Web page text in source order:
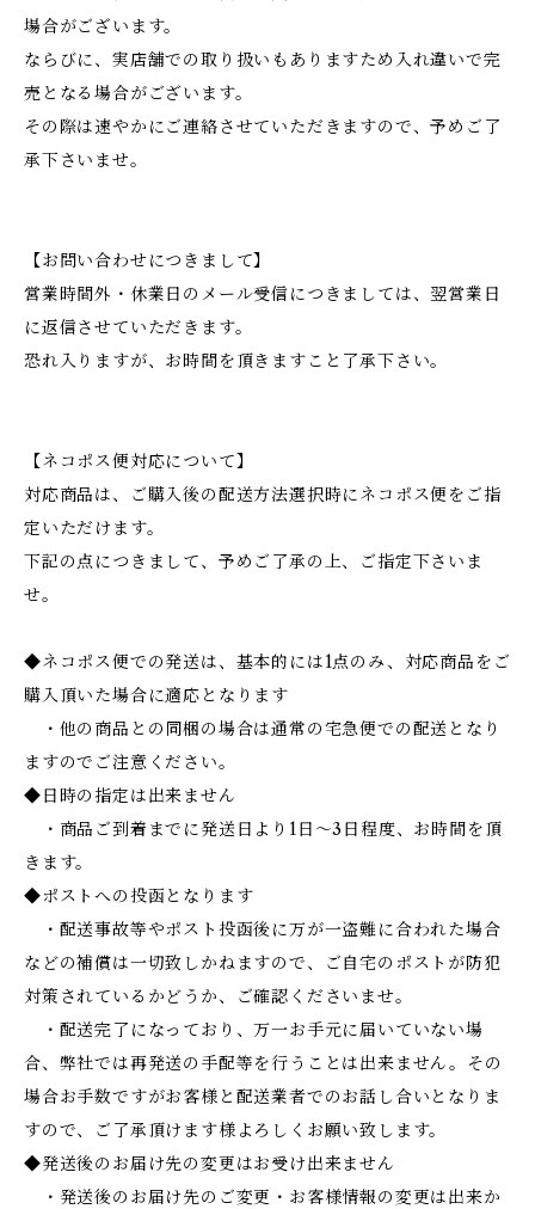
場合がございます。
ならびに、実店舗での取り扱いもありますため入れ違いで完
売となる場合がございます。
その際は速やかにご連絡させていただきますので、予めご了
承下さいませ。
【お問い合わせにつきまして】
営業時間外・休業日のメール受信につきましては、翌営業日
に返信させていただきます。
恐れ入りますが、お時間を頂きますこと了承下さい。
【ネコポス便対応について】
対応商品は、ご購入後の配送方法選択時にネコポス便をご指
定いただけます。
下記の点につきまして、予めご了承の上、ご指定下さいま
せ。
◆ネコポス便での発送は、基本的には1点のみ、対応商品をご
購入頂いた場合に適応となります
・他の商品との同梱の場合は通常の宅急便での配送となり
ますのでご注意ください。
◆日時の指定は出来ません
・商品ご到着までに発送日より1日～3日程度、お時間を頂
きます。
◆ポストへの投函となります
・配送事故等やポスト投函後に万が一盗難に合われた場合
などの補償は一切致しかねますので、ご自宅のポストが防犯
対策されているかどうか、ご確認くださいませ。
・配送完了になっており、万一お手元に届いていない場
合、弊社では再発送の手配等を行うことは出来ません。その
場合お手数ですがお客様と配送業者でのお話し合いとなりま
すので、ご了承頂けます様よろしくお願い致します。
◆発送後のお届け先の変更はお受け出来ません
・発送後のお届け先のご変更・お客様情報の変更は出来か